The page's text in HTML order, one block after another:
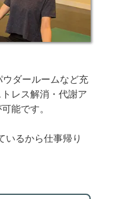
ダールームなど充
レス解消・代謝ア
能です。
いるから仕事帰り